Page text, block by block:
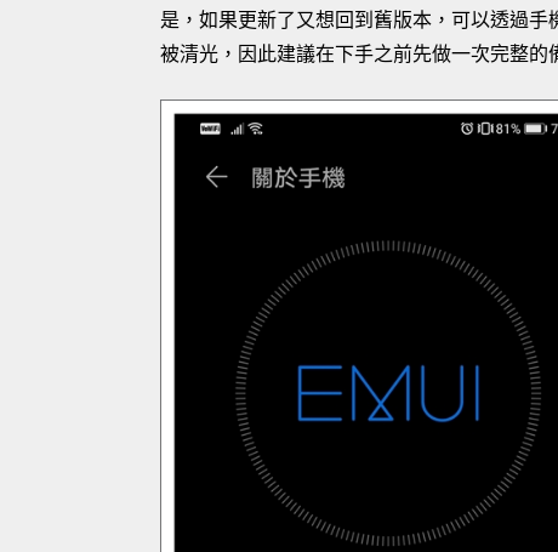
是，如果更新了又想回到舊版本，可以透過
被清光，因此建議在下手之前先做一次完整的